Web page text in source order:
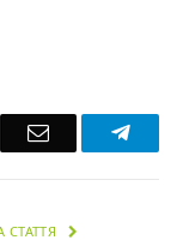
Email
СТАТТЯ